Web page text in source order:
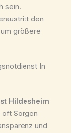
sein.
den
größere
In
Hildesheim
oft Sorgen
und